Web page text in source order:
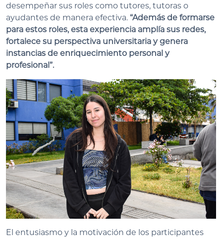
desempeñar sus roles como tutores, tutoras o
ayudantes de manera efectiva. “Además de formarse
para estos roles, esta experiencia amplía sus redes,
fortalece su perspectiva universitaria y genera
instancias de enriquecimiento personal y
profesional”.
El entusiasmo y la motivación de los participantes